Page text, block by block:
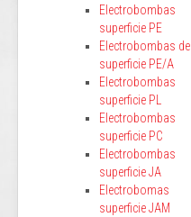
Electrobombas
superficie PE
Electrobombas de
superficie PE/A
Electrobombas
superficie PL
Electrobombas
superficie PC
Electrobombas
superficie JA
Electrobomas
superficie JAM